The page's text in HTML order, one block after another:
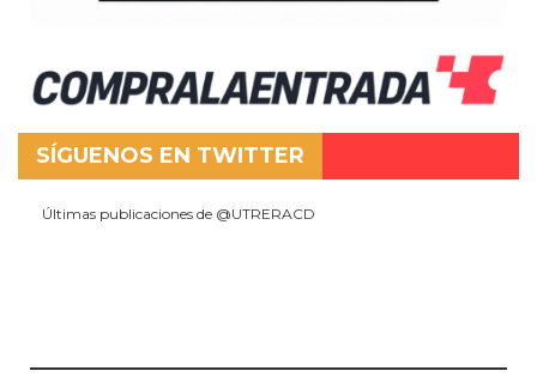
SÍGUENOS EN TWITTER
Últimas publicaciones de @UTRERACD